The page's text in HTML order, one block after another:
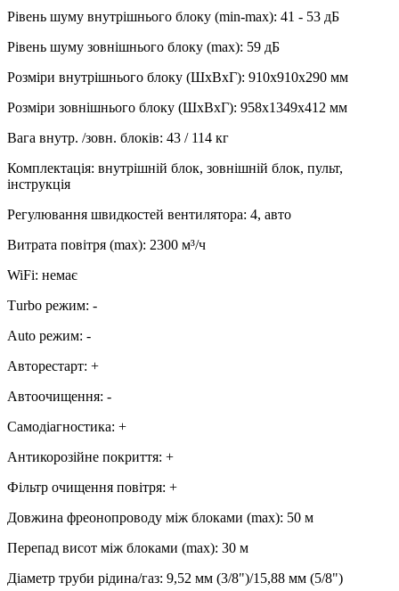
Рівень шуму внутрішнього блоку (min-max): 41 - 53 дБ
Рівень шуму зовнішнього блоку (max): 59 дБ
Розміри внутрішнього блоку (ШхВхГ): 910х910х290 мм
Розміри зовнішнього блоку (ШхВхГ): 958х1349х412 мм
Вага внутр. /зовн. блоків: 43 / 114 кг
Комплектація: внутрішній блок, зовнішній блок, пульт,
інструкція
Регулювання швидкостей вентилятора: 4, авто
Витрата повітря (max): 2300 м³/ч
WiFi: немає
Тurbo режим: -
Аuto режим: -
Авторестарт: +
Автоочищення: -
Самодіагностика: +
Антикорозійне покриття: +
Фільтр очищення повітря: +
Довжина фреонопроводу між блоками (max): 50 м
Перепад висот між блоками (max): 30 м
Діаметр труби рідина/газ: 9,52 мм (3/8")/15,88 мм (5/8")